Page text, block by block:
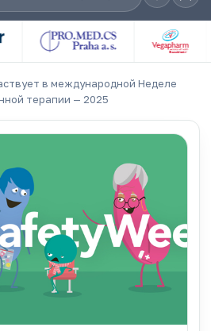
в международной Неделе
терапии — 2025